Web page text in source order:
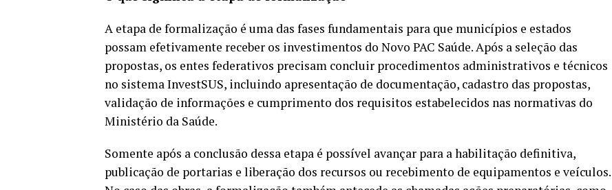
A etapa de formalização é uma das fases fundamentais para que municípios e estados
possam efetivamente receber os investimentos do Novo PAC Saúde. Após a seleção das
propostas, os entes federativos precisam concluir procedimentos administrativos e técnicos
no sistema InvestSUS, incluindo apresentação de documentação, cadastro das propostas,
validação de informações e cumprimento dos requisitos estabelecidos nas normativas do
Ministério da Saúde.
Somente após a conclusão dessa etapa é possível avançar para a habilitação definitiva,
publicação de portarias e liberação dos recursos ou recebimento de equipamentos e veículos.